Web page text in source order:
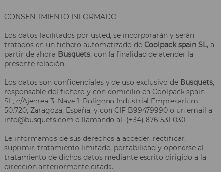
CONSENTIMIENTO INFORMADO
Los datos facilitados por usted, se incorporarán y serán
tratados en un fichero automatizado de Coolpack spain SL, a
partir de ahora Busquets, con la finalidad de atender la
presente relación.
Los datos son confidenciales y de uso exclusivo de Busquets,
responsable del fichero y con domicilio en Coolpack spain
SL, c/Ajedrea 3. Nave 1, Polígono Industrial Empresarium,
50.720, Zaragoza, España, y con CIF B99479990 o un email a
info@busquets.com o llamando al (+34) 876 531 030.
Le informamos de sus derechos a acceder, rectificar,
suprimir, tratamiento limitado, portabilidad y oponerse al
tratamiento de dichos datos mediante escrito dirigido a la
dirección anteriormente citada.